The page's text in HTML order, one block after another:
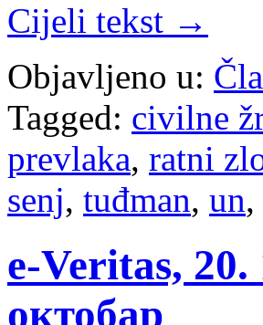
Cijeli tekst →
Objavljeno u:
Tagged: civilne
prevlaka, ratni
senj, tuđman, un,
e-Veritas,
октобар